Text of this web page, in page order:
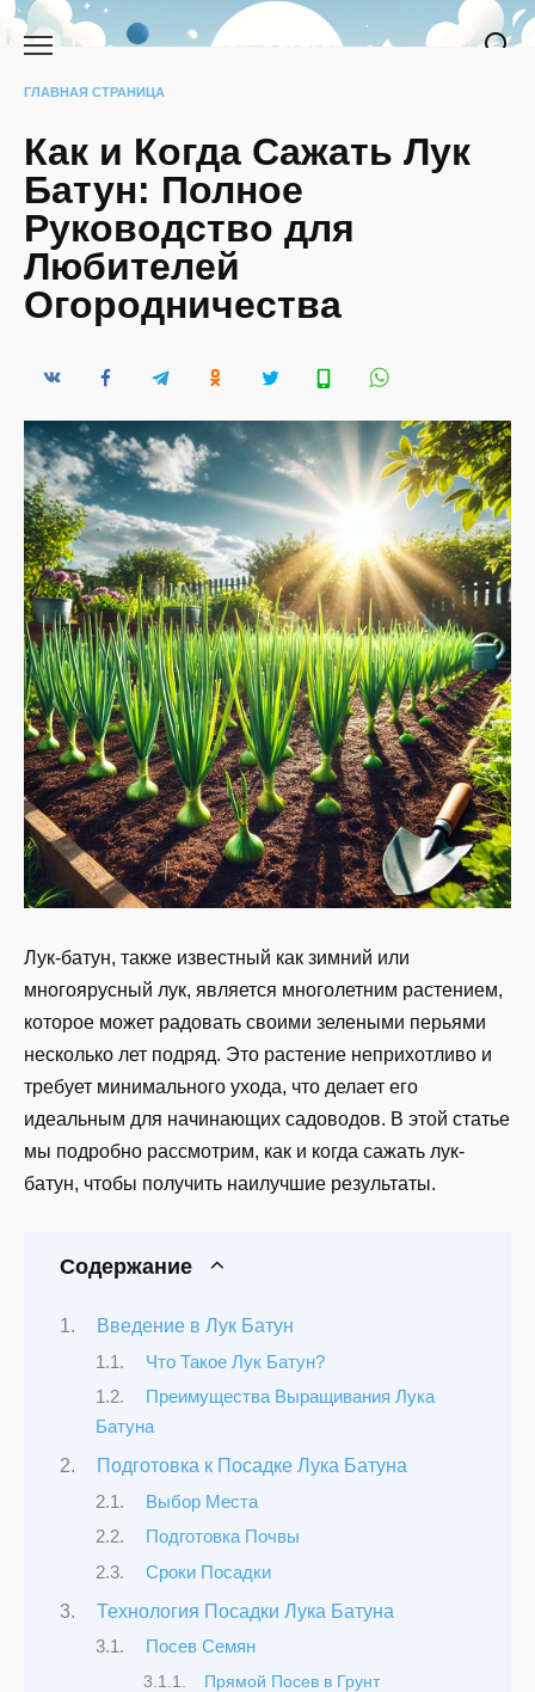
Перейти
ГЛАВНАЯ СТРАНИЦА
Как и Когда Сажать Лук
Батун: Полное
Руководство для
Любителей
Огородничества
Лук-батун, также известный как зимний или
многоярусный лук, является многолетним растением,
которое может радовать своими зелеными перьями
несколько лет подряд. Это растение неприхотливо и
требует минимального ухода, что делает его
идеальным для начинающих садоводов. В этой статье
мы подробно рассмотрим, как и когда сажать лук-
батун, чтобы получить наилучшие результаты.
Содержание
Введение в Лук Батун
Что Такое Лук Батун?
Преимущества Выращивания Лука
Батуна
Подготовка к Посадке Лука Батуна
Выбор Места
Подготовка Почвы
Сроки Посадки
Технология Посадки Лука Батуна
Посев Семян
Прямой Посев в Грунт